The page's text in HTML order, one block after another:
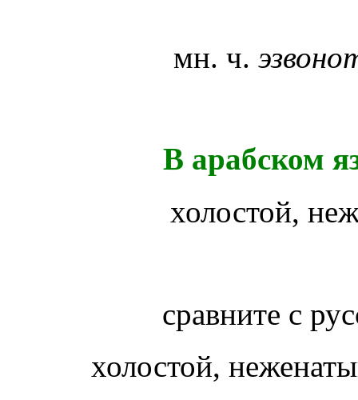
мн. ч.
В арабском
холостой,
сравните с
холостой,